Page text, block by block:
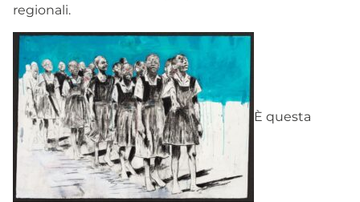
regionali.
È questa